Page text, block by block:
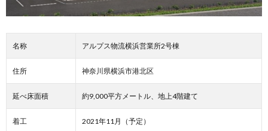
名称 アルプス物流横浜営業所2号棟
住所 神奈川県横浜市港北区
延べ床面積 約9,000平方メートル、地上4階建て
着工 2021年11月（予定）